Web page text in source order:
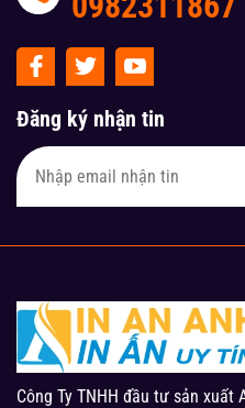
Đăng ký nhận tin
Công Ty TNHH đầu tư sản xuất